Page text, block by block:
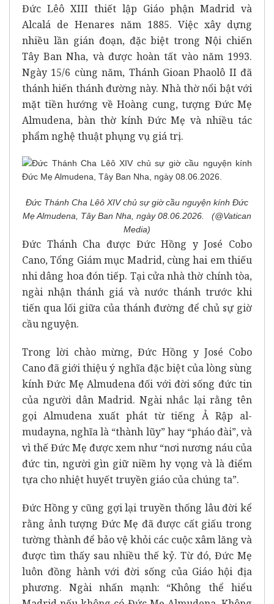
Đức Lêô XIII thiết lập Giáo phận Madrid và
Alcalá de Henares năm 1885. Việc xây dựng
nhiều lần gián đoạn, đặc biệt trong Nội chiến
Tây Ban Nha, và được hoàn tất vào năm 1993.
Ngày 15/6 cùng năm, Thánh Gioan Phaolô II đã
thánh hiến thánh đường này. Nhà thờ nổi bật với
mặt tiền hướng về Hoàng cung, tượng Đức Mẹ
Almudena, bàn thờ kính Đức Mẹ và nhiều tác
phẩm nghệ thuật phụng vụ giá trị.
Đức Thánh Cha Lêô XIV chủ sự giờ cầu nguyện kính Đức
Mẹ Almudena, Tây Ban Nha, ngày 08.06.2026. (@Vatican
Media)
Đức Thánh Cha được Đức Hồng y José Cobo
Cano, Tổng Giám mục Madrid, cùng hai em thiếu
nhi dâng hoa đón tiếp. Tại cửa nhà thờ chính tòa,
ngài nhận thánh giá và nước thánh trước khi
tiến qua lối giữa của thánh đường để chủ sự giờ
cầu nguyện.
Trong lời chào mừng, Đức Hồng y José Cobo
Cano đã giới thiệu ý nghĩa đặc biệt của lòng sùng
kính Đức Mẹ Almudena đối với đời sống đức tin
của người dân Madrid. Ngài nhắc lại rằng tên
gọi Almudena xuất phát từ tiếng Ả Rập al-
mudayna, nghĩa là “thành lũy” hay “pháo đài”, và
vì thế Đức Mẹ được xem như “nơi nương náu của
đức tin, người gìn giữ niềm hy vọng và là điểm
tựa cho nhiệt huyết truyền giáo của chúng ta”.
Đức Hồng y cũng gợi lại truyền thống lâu đời kể
rằng ảnh tượng Đức Mẹ đã được cất giấu trong
tường thành để bảo vệ khỏi các cuộc xâm lăng và
được tìm thấy sau nhiều thế kỷ. Từ đó, Đức Mẹ
luôn đồng hành với đời sống của Giáo hội địa
phương. Ngài nhấn mạnh: “Không thể hiểu